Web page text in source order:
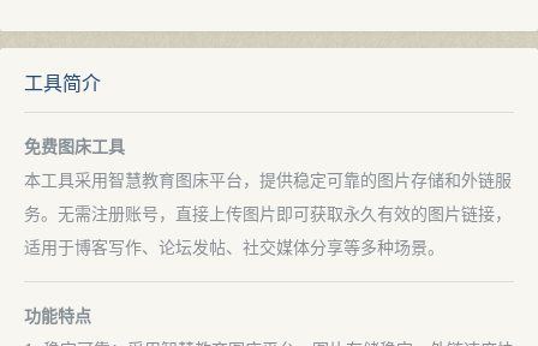
工具简介
免费图床工具
本工具采用智慧教育图床平台，提供稳定可靠的图片存储和外链服
务。无需注册账号，直接上传图片即可获取永久有效的图片链接，
适用于博客写作、论坛发帖、社交媒体分享等多种场景。
功能特点